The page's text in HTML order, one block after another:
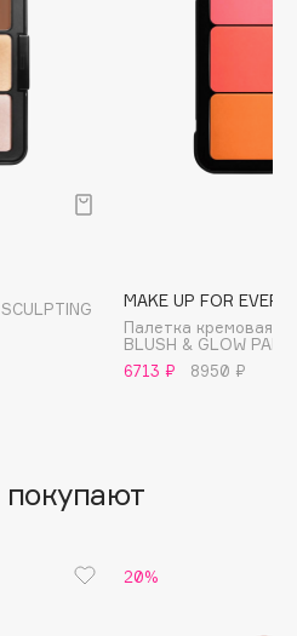
MAKE UP FOR EVER
Палетка кремовая
BLUSH & GLOW
6713 ₽
8950 ₽
20%